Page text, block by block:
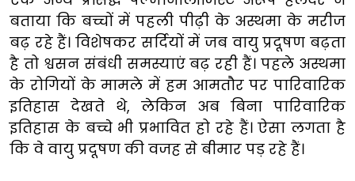
बताया कि बच्चों में पहली पीढ़ी के अस्थमा के मरीज
बढ़ रहे हैं। विशेषकर सर्दियों में जब वायु प्रदूषण बढ़ता
है तो श्वसन संबंधी समस्याएं बढ़ रही हैं। पहले अस्थमा
के रोगियों के मामले में हम आमतौर पर पारिवारिक
इतिहास देखते थे, लेकिन अब बिना पारिवारिक
इतिहास के बच्चे भी प्रभावित हो रहे हैं। ऐसा लगता है
कि वे वायु प्रदूषण की वजह से बीमार पड़ रहे हैं।